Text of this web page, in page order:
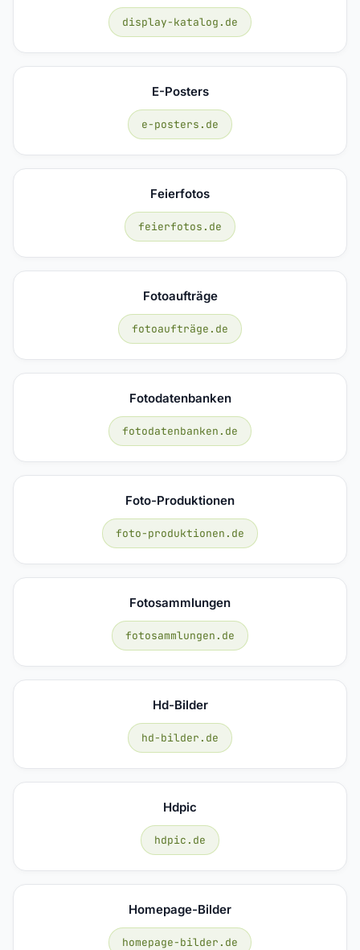
display-katalog.de
E-Posters
e-posters.de
Feierfotos
feierfotos.de
Fotoaufträge
fotoaufträge.de
Fotodatenbanken
fotodatenbanken.de
Foto-Produktionen
foto-produktionen.de
Fotosammlungen
fotosammlungen.de
Hd-Bilder
hd-bilder.de
Hdpic
hdpic.de
Homepage-Bilder
homepage-bilder.de